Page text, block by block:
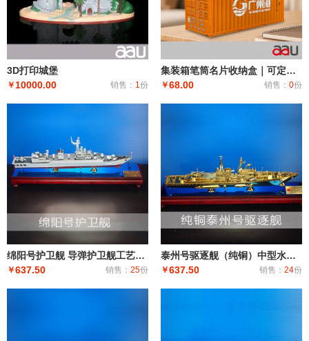
3D打印城堡
￥ 10000.00 销售： 1 份
集装箱笔筒名片收纳盒｜可定制涂装收藏摆件礼品
￥68.00 销售： 0份
绵阳号护卫舰 导弹护卫舰工艺船航模纪念摆件展览收藏品送礼
￥637.50 销售： 25份
泰州号驱逐舰（纯铜）中型水面舰艇 军事海军舰艇模型 工艺船航模纪念摆件展览收藏品送
￥637.50 销售： 24份